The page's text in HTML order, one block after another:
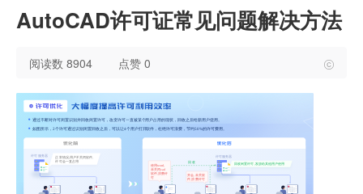
AutoCAD许可证常见问题解决方法
阅读数 8904 点赞 0